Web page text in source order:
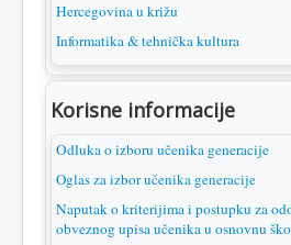
Hercegovina u križu
Informatika & tehnička kultura
Korisne informacije
Odluka o izboru učenika generacije
Oglas za izbor učenika generacije
Naputak o kriterijima i postupku za
obveznog upisa učenika u osnovnu